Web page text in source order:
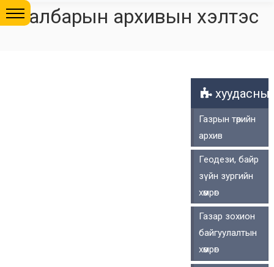
Салбарын архивын хэлтэс
хуудасны
Газрын төрийн
архив
Геодези, байр
зүйн зургийн
хөмрөг
Газар зохион
байгуулалтын
хөмрөг